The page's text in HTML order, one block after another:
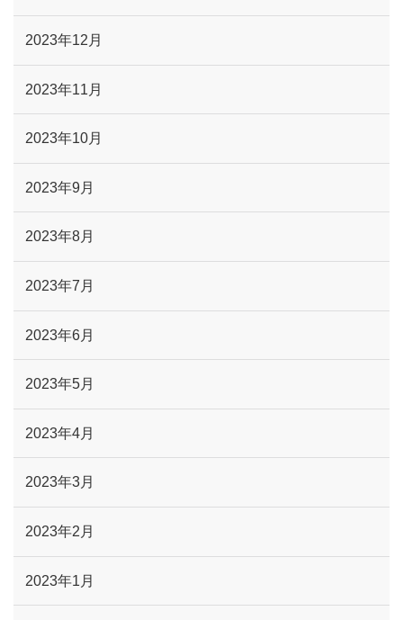
2023年12月
2023年11月
2023年10月
2023年9月
2023年8月
2023年7月
2023年6月
2023年5月
2023年4月
2023年3月
2023年2月
2023年1月